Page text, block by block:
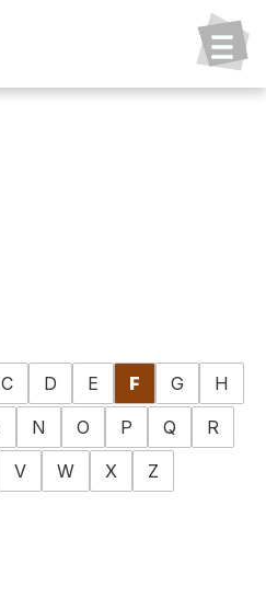
C D E F G
H
N O P Q
R
V W X Z